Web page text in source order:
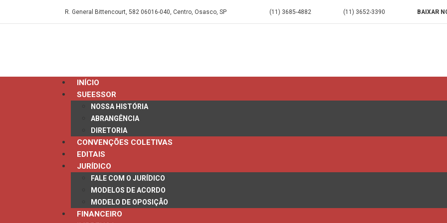
R. General Bittencourt, 582 06016-040, Centro, Osasco, SP (11) 3685-4882 (11) 3652-3390 BAIXAR
INÍCIO
SUEESSOR
NOSSA HISTÓRIA
ABRANGÊNCIA
DIRETORIA
CONVENÇÕES COLETIVAS
EDITAIS
JURÍDICO
FALE COM O JURÍDICO
MODELOS DE ACORDO
MODELO DE OPOSIÇÃO
FINANCEIRO